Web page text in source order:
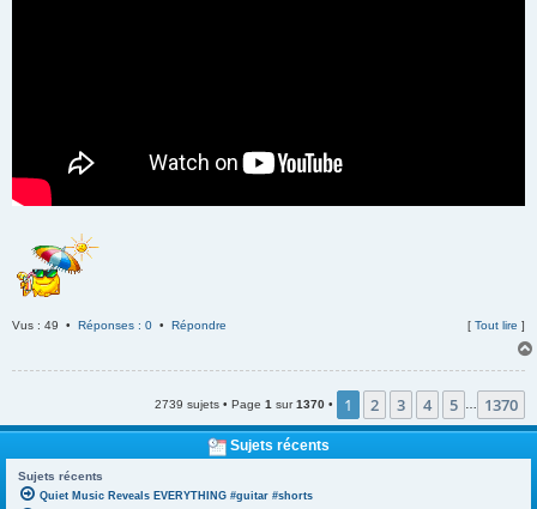
Vus : 49 • Réponses : 0 • Répondre [ Tout lire ]
2739 sujets • Page 1 sur1370 • 1 2 3 4 5 1370
Sujets récents
Sujets récents
Quiet Music Reveals EVERYTHING #guitar #shorts